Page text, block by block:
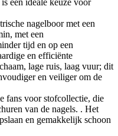
een ideale keuze voor
nagelboor met een
met een
tijd en op een
en efficiënte
lage ruis, laag vuur; dit
en veiliger om de
fans voor stofcollectie, die
van de nagels. . Het
en gemakkelijk schoon